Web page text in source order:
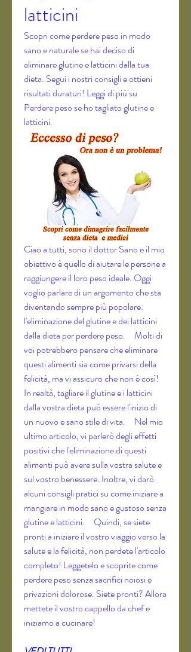
latticini
Scopri come perdere peso in modo
sano e naturale se hai deciso di
eliminare glutine e latticini dalla tua
dieta. Segui i nostri consigli e ottieni
risultati duraturi! Leggi di più su
Perdere peso se ho tagliato glutine e
latticini.
Ciao a tutti, sono il dottor Sano e il mio
obiettivo è quello di aiutare le persone a
raggiungere il loro peso ideale. Oggi
voglio parlare di un argomento che sta
diventando sempre più popolare:
l'eliminazione del glutine e dei latticini
dalla dieta per perdere peso.     Molti di
voi potrebbero pensare che eliminare
questi alimenti sia come privarsi della
felicità, ma vi assicuro che non è così!
In realtà, tagliare il glutine e i latticini
dalla vostra dieta può essere l'inizio di
un nuovo e sano stile di vita.     Nel mio
ultimo articolo, vi parlerò degli effetti
positivi che l'eliminazione di questi
alimenti può avere sulla vostra salute e
sul vostro benessere. Inoltre, vi darò
alcuni consigli pratici su come iniziare a
mangiare in modo sano e gustoso senza
glutine e latticini.     Quindi, se siete
pronti a iniziare il vostro viaggio verso la
salute e la felicità, non perdete l'articolo
completo! Leggetelo e scoprite come
perdere peso senza sacrifici noiosi e
privazioni dolorose. Siete pronti? Allora
mettete il vostro cappello da chef e
iniziamo a cucinare!